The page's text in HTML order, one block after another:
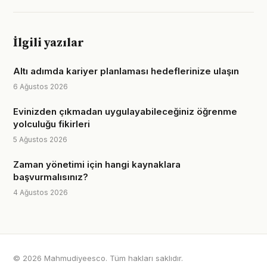
İlgili yazılar
Altı adımda kariyer planlaması hedeflerinize ulaşın
6 Ağustos 2026
Evinizden çıkmadan uygulayabileceğiniz öğrenme
yolculuğu fikirleri
5 Ağustos 2026
Zaman yönetimi için hangi kaynaklara
başvurmalısınız?
4 Ağustos 2026
© 2026 Mahmudiyeesco. Tüm hakları saklıdır.